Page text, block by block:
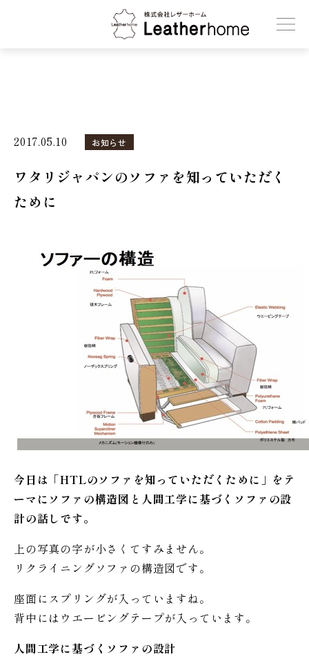
株式会社レザーホーム
2017.05.10 お知らせ
ワタリジャパンのソファを知っていただく
ために
今日は「HTLのソファを知っていただくために」をテ
ーマにソファの構造図と人間工学に基づくソファの設
計の話しです。
上の写真の字が小さくてすみません。
リクライニングソファの構造図です。
座面にスプリングが入っていますね。
背中にはウエービングテープが入っています。
人間工学に基づくソファの設計